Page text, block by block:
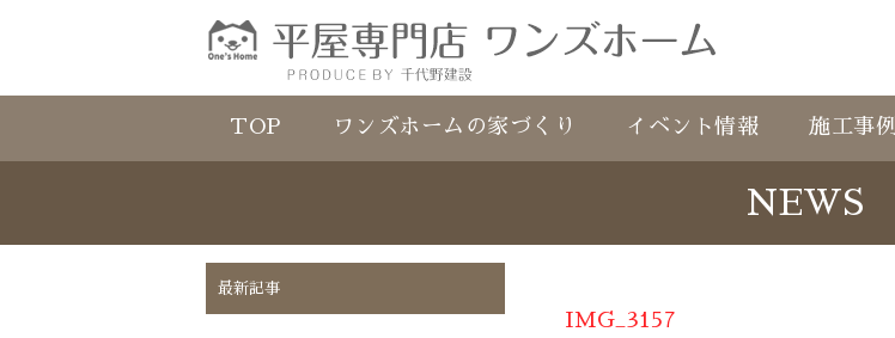
TOP ワンズホームの家づくり イベント情報 施工事例
NEWS
IMG_3157
最新記事